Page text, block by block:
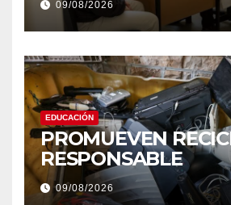
09/08/2026
EDUCACIÓN
PROMUEVEN
RESPONSABLE
09/08/2026